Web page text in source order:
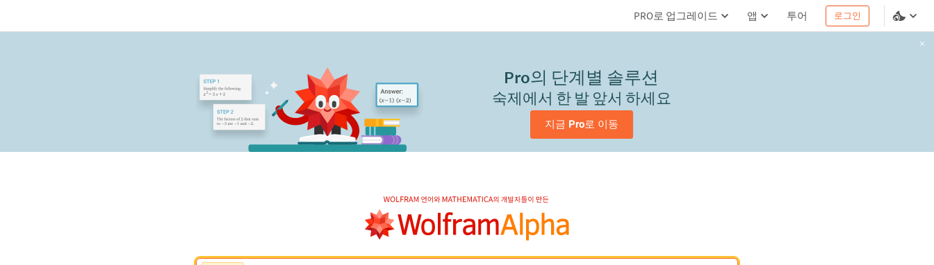
PRO로 업그레이드 앱 투어 로그인
Pro의 단계별 솔루션
숙제에서 한 발 앞서 하세요
지금 Pro로 이동